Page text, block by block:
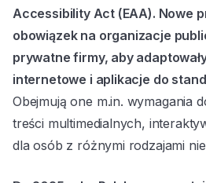
Accessibility Act (EAA). Nowe
obowiązek na organizacje
prywatne firmy, aby
internetowe i aplikacje do
Obejmują one m.in. wymagania
treści multimedialnych,
dla osób z różnymi rodzajami